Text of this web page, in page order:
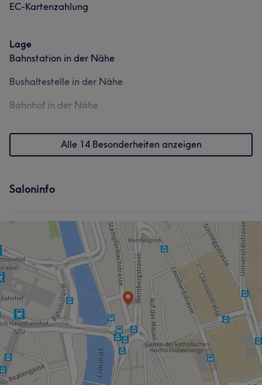
EC-Kartenzahlung
Lage
Bahnstation in der Nähe
Bushaltestelle in der Nähe
Bahnhof in der Nähe
Alle 14 Besonderheiten anzeigen
Saloninfo